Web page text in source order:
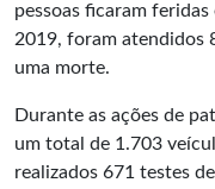
pessoas ficaram
2019, foram atendidos
uma morte.
Durante as ações de
um total de 1.703
realizados 671 testes